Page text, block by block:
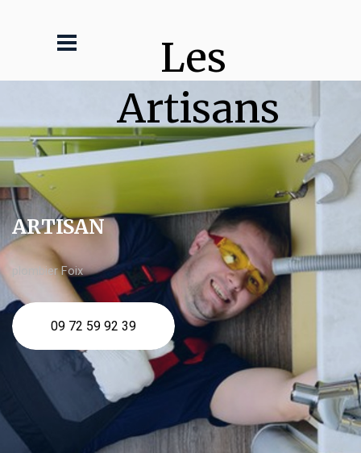
Les
Artisans
ARTISAN
plombier Foix
09 72 59 92 39